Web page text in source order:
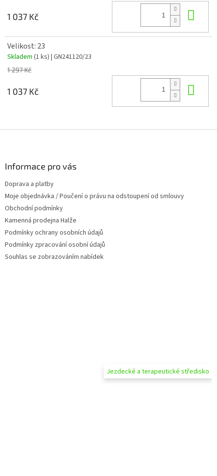
1 037 Kč
Velikost: 23
Skladem (1 ks) | GN241120/23
1 297 Kč
1 037 Kč
Informace pro vás
Doprava a platby
Moje objednávka / Poučení o právu na odstoupení od smlouvy
Obchodní podmínky
Kamenná prodejna Halže
Podmínky ochrany osobních údajů
Podmínky zpracování osobní údajů
Souhlas se zobrazováním nabídek
Jezdecké a terapeutické středisko